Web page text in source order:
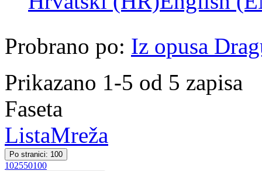
Probrano po: Iz opusa
Prikazano 1-5 od 5 zapisa
Faseta
ListaMreža
Po stranici: 100
102550100